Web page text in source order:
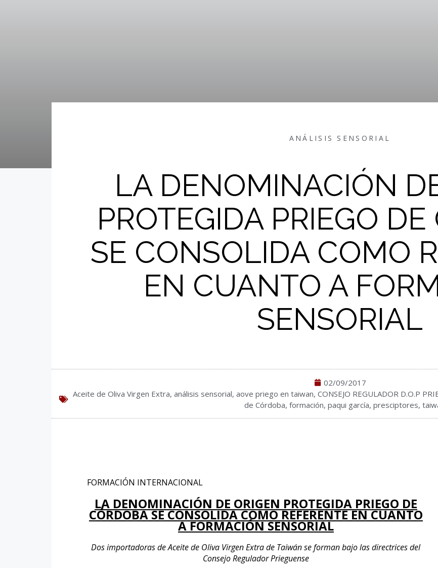
ANÁLISIS SENSORIAL
LA DENOMINACIÓN
PROTEGIDA PRIEGO
SE CONSOLIDA COMO
EN CUANTO A
SENSORIAL
02/09/2017
Aceite de Oliva Virgen Extra, análisis sensorial, aove priego en taiwan, CONSEJO REGULADOR D.O.P
de Córdoba, formación, paqui garcía, presciptores,
FORMACIÓN INTERNACIONAL
LA DENOMINACIÓN DE ORIGEN PROTEGIDA PRIEGO DE
CÓRDOBA SE CONSOLIDA COMO REFERENTE EN CUANTO
A FORMACIÓN SENSORIAL
Dos importadoras de Aceite de Oliva Virgen Extra de Taiwán se forman bajo las directrices del
Consejo Regulador Prieguense